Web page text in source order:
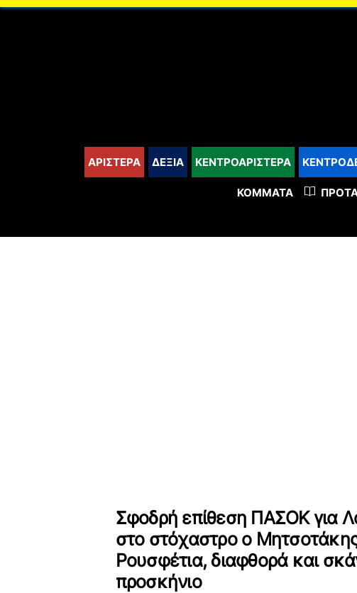
content
ΑΡΙΣΤΕΡΑ ΔΕΞΙΑ ΚΕΝΤΡΟΑΡΙΣΤΕΡΑ
ΚΌΜΜΑΤΑ
Σφοδρή επίθεση ΠΑΣΟΚ για
στο στόχαστρο ο
Ρουσφέτια, διαφθορά και
προσκήνιο